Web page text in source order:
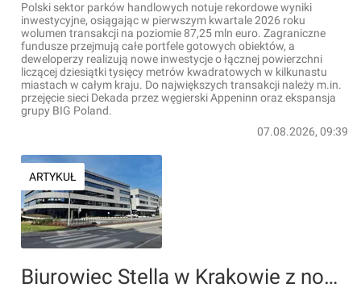
Polski sektor parków handlowych notuje rekordowe wyniki
inwestycyjne, osiągając w pierwszym kwartale 2026 roku
wolumen transakcji na poziomie 87,25 mln euro. Zagraniczne
fundusze przejmują całe portfele gotowych obiektów, a
deweloperzy realizują nowe inwestycje o łącznej powierzchni
liczącej dziesiątki tysięcy metrów kwadratowych w kilkunastu
miastach w całym kraju. Do największych transakcji należy m.in.
przejęcie sieci Dekada przez węgierski Appeninn oraz ekspansja
grupy BIG Poland.
07.08.2026, 09:39
ARTYKUŁ
Biurowiec Stella w Krakowie z nowym, dużym najemcą